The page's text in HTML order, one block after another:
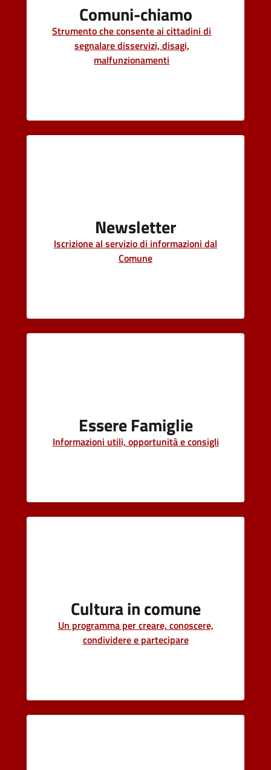
Comuni-chiamo
Strumento che consente ai cittadini di
segnalare disservizi, disagi,
malfunzionamenti
Newsletter
Iscrizione al servizio di informazioni dal
Comune
Essere Famiglie
Informazioni utili, opportunità e consigli
Cultura in comune
Un programma per creare, conoscere,
condividere e partecipare